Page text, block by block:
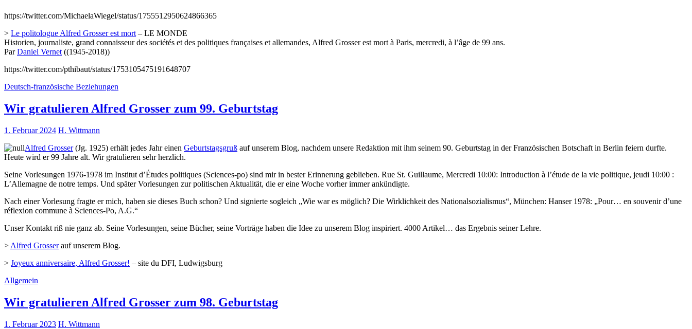
https://twitter.com/MichaelaWiegel/status/1755512950624866365
> Le politologue Alfred Grosser est mort – LE MONDE
Historien, journaliste, grand connaisseur des sociétés et des politiques françaises et allemandes, Alfred Grosser est mort à Paris, mercredi, à l’âge de 99 ans.
ParDaniel Vernet ((1945-2018))
https://twitter.com/pthibaut/status/1753105475191648707
Deutsch-französische Beziehungen
Wir gratulieren Alfred Grosser zum 99. Geburtstag
1. Februar 2024 H. Wittmann
Alfred Grosser(Jg. 1925) erhält jedes Jahr einen Geburtstagsgruß auf unserem Blog, nachdem unsere Redaktion mit ihm seinem 90. Geburtstag in der Französischen Botschaft in Berlin feiern durfte.
Heute wird er 99 Jahre alt. Wir gratulieren sehr herzlich.
Seine Vorlesungen 1976-1978 im Institut d’Études politiques (Sciences-po) sind mir in bester Erinnerung geblieben. Rue St. Guillaume, Mercredi 10:00: Introduction à l’étude de la vie politique, jeudi 10:00 :
L’Allemagne de notre temps. Und später Vorlesungen zur politischen Aktualität, die er eine Woche vorher immer ankündigte.
Nach einer Vorlesung fragte er mich, haben sie dieses Buch schon? Und signierte sogleich „Wie war es möglich? Die Wirklichkeit des Nationalsozialismus“, München: Hanser 1978: „Pour… en souvenir d’une
réflexion commune à Sciences-Po, A.G.“
Unser Kontakt riß nie ganz ab. Seine Vorlesungen, seine Bücher, seine Vorträge haben die Idee zu unserem Blog inspiriert. 4000 Artikel… das Ergebnis seiner Lehre.
> Alfred Grosserauf unserem Blog.
> Joyeux anniversaire, Alfred Grosser! – site du DFI, Ludwigsburg
Allgemein
Wir gratulieren Alfred Grosser zum 98. Geburtstag
1. Februar 2023 H. Wittmann